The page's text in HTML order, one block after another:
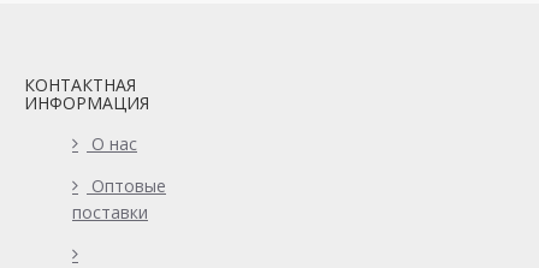
КОНТАКТНАЯ
ИНФОРМАЦИЯ
О нас
Оптовые
поставки